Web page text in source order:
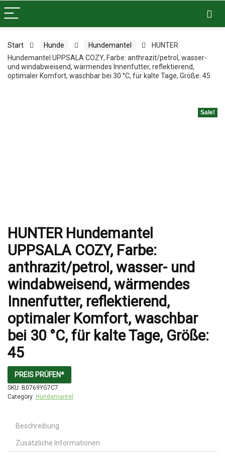
Start Hunde Hundemantel
HUNTER
Hundemantel UPPSALA COZY, Farbe: anthrazit/petrol, wasser-
und windabweisend, wärmendes Innenfutter, reflektierend,
optimaler Komfort, waschbar bei 30 °C, für kalte Tage, Größe: 45
Sale!
HUNTER Hundemantel
UPPSALA COZY, Farbe:
anthrazit/petrol, wasser- und
windabweisend, wärmendes
Innenfutter, reflektierend,
optimaler Komfort, waschbar
bei 30 °C, für kalte Tage, Größe:
45
PREIS PRÜFEN*
SKU: B0769YG7C7
Category: Hundemantel
Beschreibung
Zusätzliche Informationen